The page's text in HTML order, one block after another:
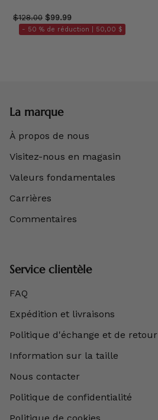
$128.00 $99.99
- 50 % de réduction | 50,00 $
La marque
À propos de nous
Visitez-nous en magasin
Valeurs fondamentales
Carrières
Commentaires
Service clientèle
FAQ
Expédition et livraisons
Politique d'échange et de retour
Information sur la taille
Nous contacter
Politique de confidentialité